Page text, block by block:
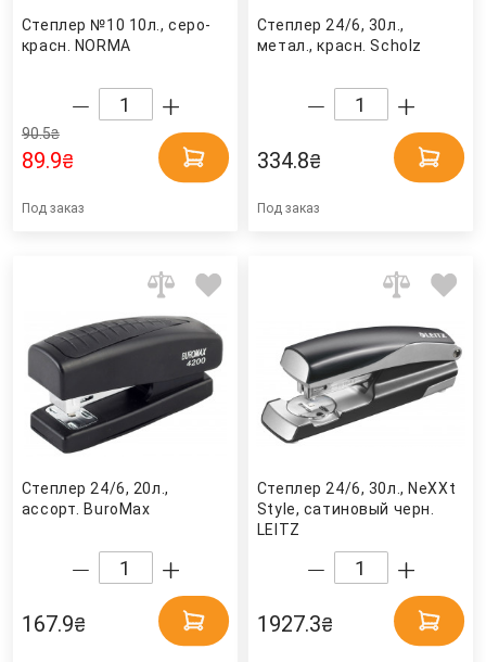
Степлер №10 10л., серо-
красн. NORMA
90.5₴
89.9₴
Под заказ
Степлер 24/6, 30л.,
метал., красн. Scholz
334.8₴
Под заказ
Степлер 24/6, 20л.,
ассорт. BuroMax
167.9₴
Степлер 24/6, 30л., NeXXt
Style, сатиновый черн.
LEITZ
1927.3₴